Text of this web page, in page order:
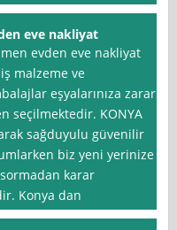
eve nakliyat
evden eve nakliyat
malzeme ve
eşyalarınıza zarar
seçilmektedir. KONYA
sağduyulu güvenilir
biz yeni yerinize
karar
Konya dan